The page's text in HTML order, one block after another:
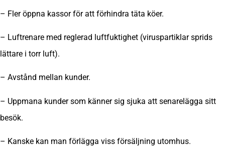
– Fler öppna kassor för att förhindra täta köer.
– Luftrenare med reglerad luftfuktighet (viruspartiklar sprids
lättare i torr luft).
– Avstånd mellan kunder.
– Uppmana kunder som känner sig sjuka att senarelägga sitt
besök.
– Kanske kan man förlägga viss försäljning utomhus.